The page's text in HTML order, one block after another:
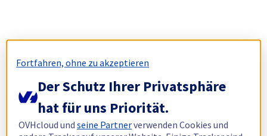
Fortfahren, ohne zu akzeptieren
Der Schutz Ihrer Privatsphäre
hat für uns Priorität.
OVHcloud undseine Partnerverwenden Cookies und